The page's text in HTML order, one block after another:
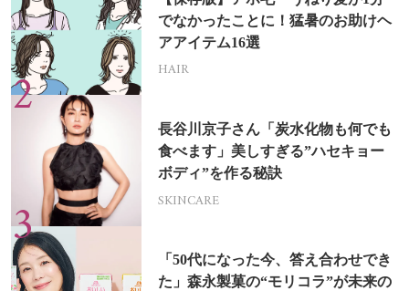
でなかったことに！猛暑のお助けヘ
アアイテム16選
HAIR
長谷川京子さん「炭水化物も何でも
食べます」美しすぎる”ハセキョー
ボディ”を作る秘訣
SKINCARE
「50代になった今、答え合わせでき
た」森永製菓の“モリコラ”が未来の